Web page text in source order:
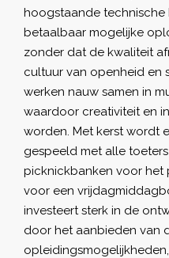
hoogstaande technische
betaalbaar mogelijke
zonder dat de kwaliteit
cultuur van openheid en
werken nauw samen in
waardoor creativiteit en
worden. Met kerst wordt
gespeeld met alle
picknickbanken voor het
voor een
investeert sterk in de
door het aanbieden van